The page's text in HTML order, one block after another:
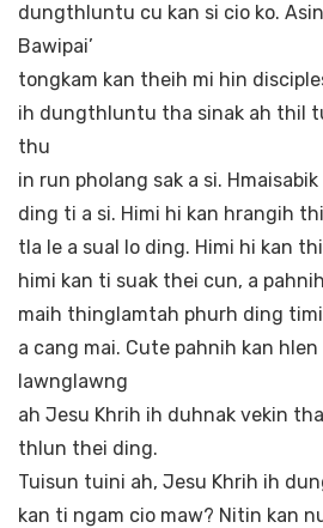
dungthluntu cu kan si cio ko.
Bawipai’
tongkam kan theih mi hin
ih dungthluntu tha sinak ah thil
thu
in run pholang sak a si.
ding ti a si. Himi hi kan hrangih
tla le a sual lo ding. Himi hi kan
himi kan ti suak thei cun, a
maih thinglamtah phurh ding
a cang mai. Cute pahnih kan
lawnglawng
ah Jesu Khrih ih duhnak vekin
thlun thei ding.
Tuisun tuini ah, Jesu Khrih ih
kan ti ngam cio maw? Nitin kan